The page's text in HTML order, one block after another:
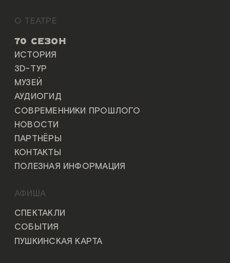
О ТЕАТРЕ
70 СЕЗОН
ИСТОРИЯ
3D-ТУР
МУЗЕЙ
АУДИОГИД
СОВРЕМЕННИКИ ПРОШЛОГО
НОВОСТИ
ПАРТНЁРЫ
КОНТАКТЫ
ПОЛЕЗНАЯ ИНФОРМАЦИЯ
АФИША
СПЕКТАКЛИ
СОБЫТИЯ
ПУШКИНСКАЯ КАРТА